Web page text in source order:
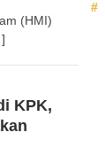
(HMI)
KPK,